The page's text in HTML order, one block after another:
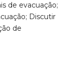
de evacuação;
Discutir
de